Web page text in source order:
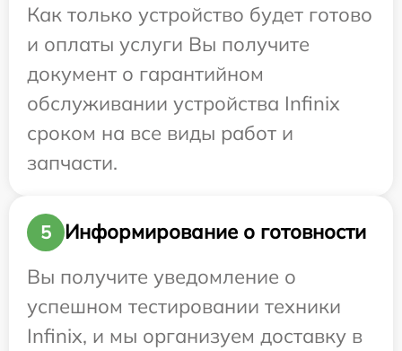
Как только устройство будет готово
и оплаты услуги Вы получите
документ о гарантийном
обслуживании устройства Infinix
сроком на все виды работ и
запчасти.
5
Информирование о готовности
Вы получите уведомление о
успешном тестировании техники
Infinix, и мы организуем доставку в